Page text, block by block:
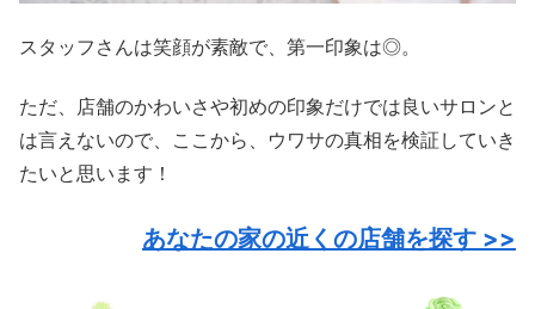
スタッフさんは笑顔が素敵で、第一印象は◎。
ただ、店舗のかわいさや初めの印象だけでは良いサロンと
は言えないので、ここから、ウワサの真相を検証していき
たいと思います！
あなたの家の近くの店舗を探す >>